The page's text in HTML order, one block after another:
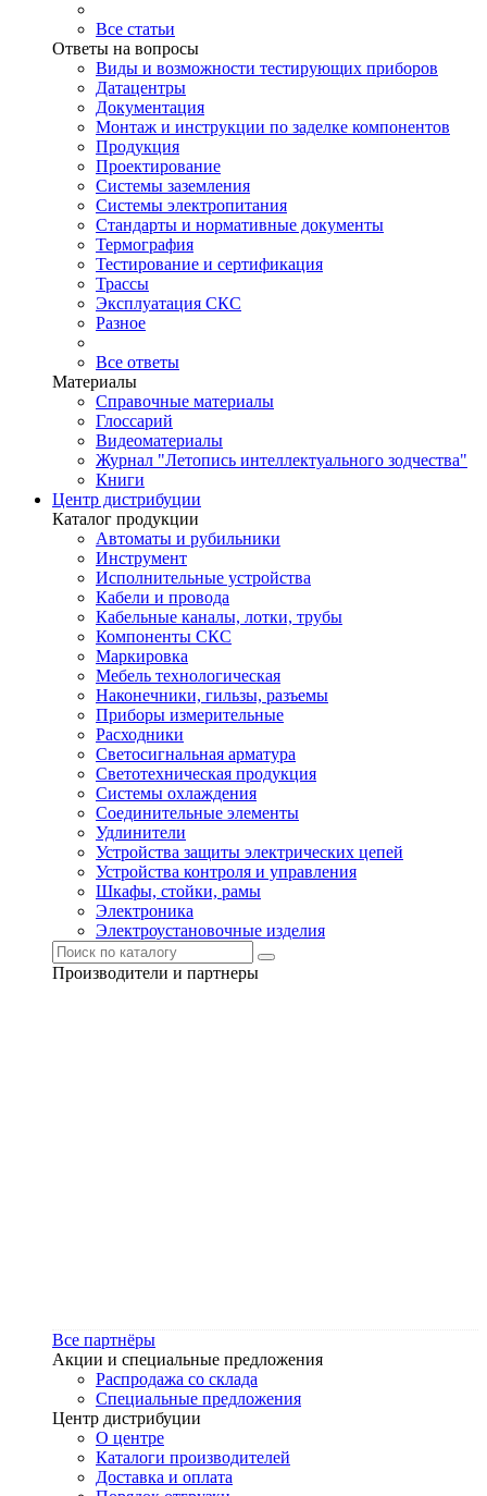
Все статьи
Ответы на вопросы
Виды и возможности тестирующих приборов
Датацентры
Документация
Монтаж и инструкции по заделке компонентов
Продукция
Проектирование
Системы заземления
Системы электропитания
Стандарты и нормативные документы
Термография
Тестирование и сертификация
Трассы
Эксплуатация СКС
Разное
Все ответы
Материалы
Справочные материалы
Глоссарий
Видеоматериалы
Журнал "Летопись интеллектуального зодчества"
Книги
Центр дистрибуции
Каталог продукции
Автоматы и рубильники
Инструмент
Исполнительные устройства
Кабели и провода
Кабельные каналы, лотки, трубы
Компоненты СКС
Маркировка
Мебель технологическая
Наконечники, гильзы, разъемы
Приборы измерительные
Расходники
Светосигнальная арматура
Светотехническая продукция
Системы охлаждения
Соединительные элементы
Удлинители
Устройства защиты электрических цепей
Устройства контроля и управления
Шкафы, стойки, рамы
Электроника
Электроустановочные изделия
Производители и партнеры
Все партнёры
Акции и специальные предложения
Распродажа со склада
Специальные предложения
Центр дистрибуции
О центре
Каталоги производителей
Доставка и оплата